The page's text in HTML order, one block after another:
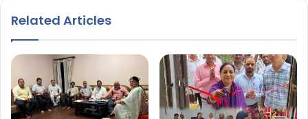
Related Articles